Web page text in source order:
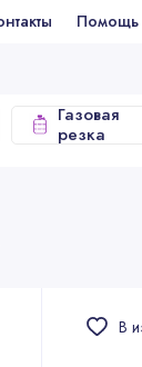
Помощь
Газовая
резка
В